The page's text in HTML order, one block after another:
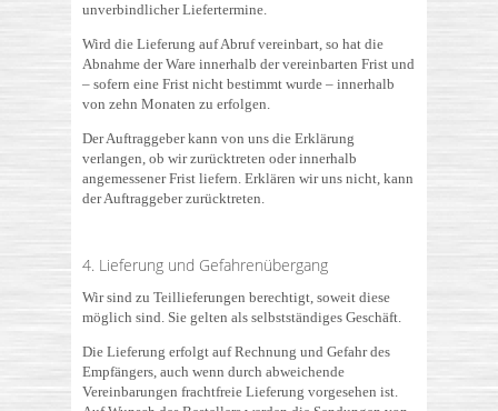
unverbindlicher Liefertermine.
Wird die Lieferung auf Abruf vereinbart, so hat die
Abnahme der Ware innerhalb der vereinbarten Frist und
– sofern eine Frist nicht bestimmt wurde – innerhalb
von zehn Monaten zu erfolgen.
Der Auftraggeber kann von uns die Erklärung
verlangen, ob wir zurücktreten oder innerhalb
angemessener Frist liefern. Erklären wir uns nicht, kann
der Auftraggeber zurücktreten.
4. Lieferung und Gefahrenübergang
Wir sind zu Teillieferungen berechtigt, soweit diese
möglich sind. Sie gelten als selbstständiges Geschäft.
Die Lieferung erfolgt auf Rechnung und Gefahr des
Empfängers, auch wenn durch abweichende
Vereinbarungen frachtfreie Lieferung vorgesehen ist.